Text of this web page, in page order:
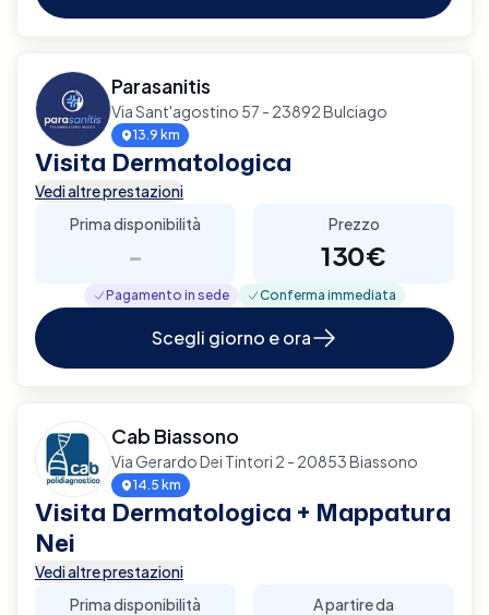
Parasanitis
Via Sant'agostino 57 - 23892 Bulciago
13.9 km
Visita Dermatologica
Vedi altre prestazioni
Prima disponibilità
-
Prezzo
130€
Pagamento in sede Conferma immediata
Scegli giorno e ora
Cab Biassono
Via Gerardo Dei Tintori 2 - 20853 Biassono
14.5 km
Visita Dermatologica + Mappatura
Nei
Vedi altre prestazioni
Prima disponibilità
A partire da